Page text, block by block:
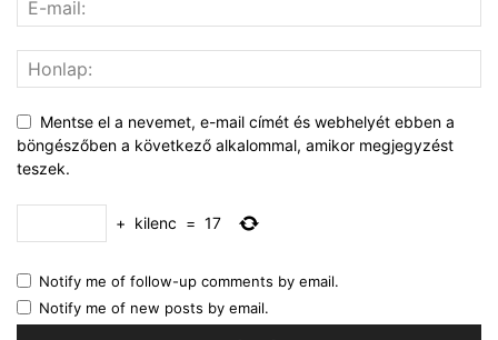
Mentse el a nevemet, e-mail címét és webhelyét ebben a
böngészőben a következő alkalommal, amikor megjegyzést
teszek.
+ kilenc = 17
Notify me of follow-up comments by email.
Notify me of new posts by email.